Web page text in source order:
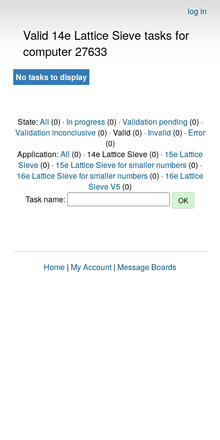
log in
Valid 14e Lattice Sieve tasks for
computer 27633
No tasks to display
State: All (0) · In progress(0) · Validation pending (0) ·
Validation inconclusive(0) · Valid (0) · Invalid (0) · Error
(0)
Application: All (0) · 14e Lattice Sieve (0) · 15e Lattice
Sieve (0) · 15e Lattice Sieve for smaller numbers (0) ·
16e Lattice Sieve for smaller numbers (0) · 16e Lattice
Sieve V5 (0)
Task name:
Home | My Account | Message Boards